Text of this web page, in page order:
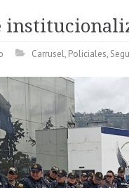
Carrusel, Policiales,